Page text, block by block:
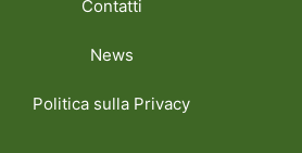
Contatti
News
Politica sulla Privacy